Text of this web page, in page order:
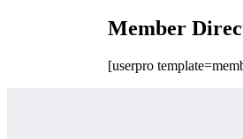
Member
[userpro